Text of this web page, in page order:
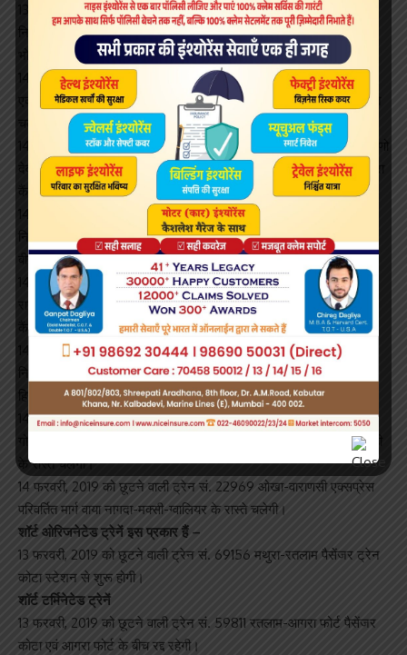
13 फरवरी, 2019 को छूटने वाली ट्रेन सं. 22633 तिरुवनंतपुरम-हज़रत
निज़ामुद्दीन एक्सप्रेस परिवर्तित मार्ग वाया पनवेल-कल्याण-नासिक रोड-खंडवा-
भोपाल के रास्ते चलेगी।
14 फरवरी, 2019 को छूटने वाली ट्रेन सं. 19061¤¸¸¿Í¸ टर्मिनस-रामनगर
एक्सप्रेस परिवर्तित मार्ग वाया रतलाम-चंदेरिया-जयपुर-बांदीकुई-भरतपुर के रास्ते
14 फरवरी, 2019 को छूटने वाली ट्रेन सं. 12471 बांद्रा टर्मिनस- श्री माता वैष्णो
देवी कटड़ा एक्सप्रेस परिवर्तित मार्ग वाया नागदा-संत हिरदाराम नगर-बीना-आगरा
कैंट के रास्ते चलेगी।
14 फरवरी, 2019 को छूटने वाली ट्रेन सं. 12909 बांद्रा टर्मिनस- हज़रत
निज़ामुद्दीन गरीब रथ एक्सप्रेस परिवर्तित मार्ग वाया नागदा-संत हिरदाराम नग-
बीना-आगरा कैंट के रास्ते चलेगी।
14 फरवरी, 2019 को छूटने वाली ट्रेन सं. 12951 नई दिल्ली-मुंबई सेंट्रल
राजधानी एक्सप्रेस परिवर्तित मार्ग वाया नागदा-संत हिरदाराम नगर-बीना-आगरा
कैंट के रास्ते चलेगी।
14 फरवरी, 2019 को छूटने वाली ट्रेन सं. 12953 मुंबई सेंट्रल-हज़रत
निज़ामुद्नी अगस्त क्रांति राजधानी एक्सप्रेस परिवर्तित मार्ग वाया नागदा-संत
हिरदाराम नगर-बीना-आगरा कैंट के रास्ते चलेगी।
14 फरवरी, 2019 को छूटने वाली ट्रेन सं. 12903 मुंबई सेंट्रल-अमृतसर
गोल्डन टेम्पल मेल परिवर्तित मार्ग वाया नागदा-कोटा-सवाई माधोपुर-जयपुर-रेवाड़ी
के रास्ते चलेगी।
14 फरवरी, 2019 को छूटने वाली ट्रेन सं. 22969 ओखा-वाराणसी एक्सप्रेस
परिवर्तित मार्ग वाया नागदा-मक्सी-ग्वालियर के रास्ते चलेगी।
शॉर्ट ओरिजनेटेड ट्रेनें इस प्रकार हैं –
13 फरवरी, 2019 को छूटने वाली ट्रेन सं. 69156 मथुरा-रतलाम पैसेंजर ट्रेन
कोटा स्टेशन से शुरू होगी।
शॉर्ट टर्मिनेटेड ट्रेनें
13 फरवरी, 2019 को छूटने वाली ट्रेन सं. 59811 रतलाम-आगरा फोर्ट पैसेंजर
कोटा एवं आगरा फोर्ट के बीच रद्द रहेगी।